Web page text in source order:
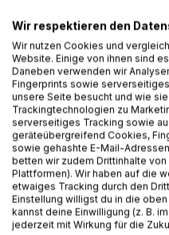
Vera Gärtner
Die Autorin Vera Gärtner
sie studierte Lehramt an
und unterrichtete nach 1.
Lehrerin an einer Grund-
2006 leitete sie eine
die Schule in das damals
Wir respektieren den
Wir nutzen Cookies und
Website. Einige von ihnen sind
Daneben verwenden wir
Fingerprints sowie
unsere Seite besucht und wie
Trackingtechnologien zu
serverseitiges Tracking sowie
geräteübergreifend Cookies,
sowie gehashte E-Mail-
betten wir zudem Drittinhalte
Plattformen). Wir haben auf die
etwaiges Tracking durch den
Einstellung willigst du in die
kannst deine Einwilligung (z. B.
jederzeit mit Wirkung für die